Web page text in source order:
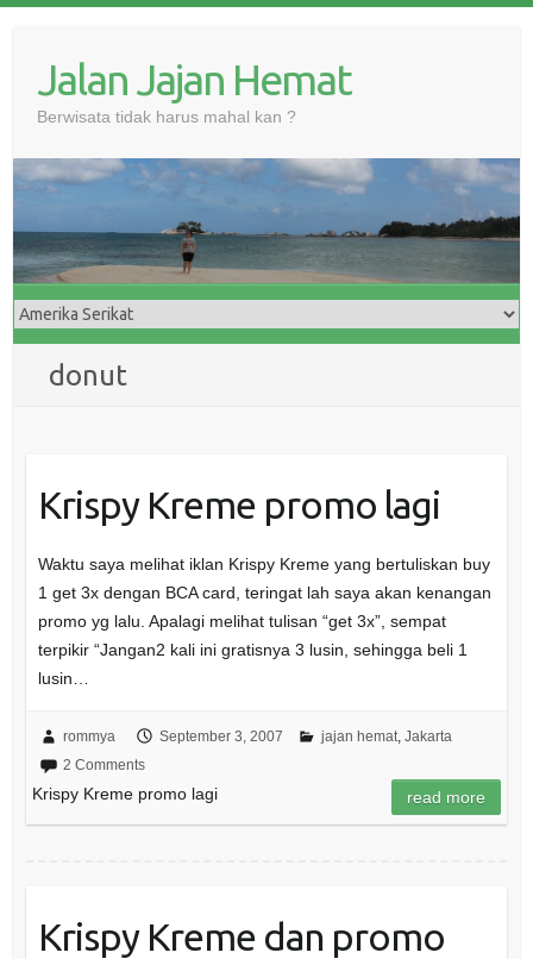
Jalan Jajan Hemat
Berwisata tidak harus mahal kan ?
donut
Krispy Kreme promo lagi
Waktu saya melihat iklan Krispy Kreme yang bertuliskan buy
1 get 3x dengan BCA card, teringat lah saya akan kenangan
promo yg lalu. Apalagi melihat tulisan “get 3x”, sempat
terpikir “Jangan2 kali ini gratisnya 3 lusin, sehingga beli 1
lusin…
rommya September 3, 2007 jajan hemat, Jakarta
2 Comments
Krispy Kreme promo lagi read more
Krispy Kreme dan promo